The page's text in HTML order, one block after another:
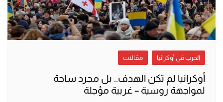
الحرب في أوكرانيا مقالات
أوكرانيا لم تكن الهدف.. بل مجرد ساحة
لمواجهة روسية – غربية مؤجلة